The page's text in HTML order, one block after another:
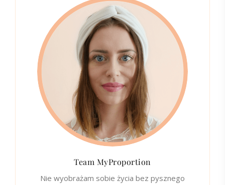
Team MyProportion
Nie wyobrażam sobie życia bez pysznego